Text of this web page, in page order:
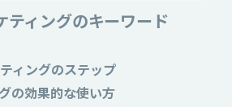
ティングのキーワード
ィングのステップ
の効果的な使い方